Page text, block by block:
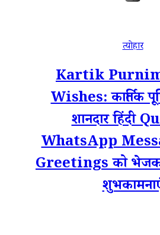
त्योहार
Kartik
Wishes: कार्तिक
शानदार हिंदी
WhatsApp
Greetings को